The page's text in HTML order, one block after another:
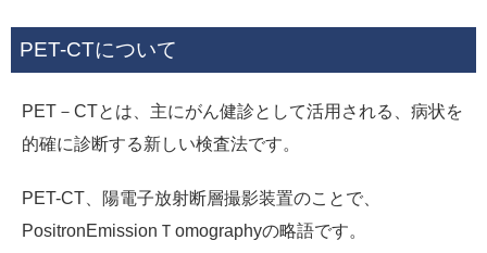
PET-CTについて
PET－CTとは、主にがん健診として活用される、病状を
的確に診断する新しい検査法です。
PET-CT、陽電子放射断層撮影装置のことで、
PositronEmissionＴomographyの略語です。